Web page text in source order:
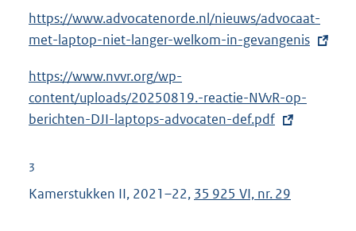
n
e
n
E
x
e
r
n
l
i
https://www.advocatenorde.nl/nieuws/advocaat-
met-laptop-niet-langer-welkom-in-gevangenis
E
x
t
r
e
https://www.nvvr.org/wp-
content/uploads/20250819.-reactie-NVvR-op-
berichten-DJI-laptops-advocaten-def.pdf
3
Kamerstukken II, 2021–22, 35 925 VI, nr. 29